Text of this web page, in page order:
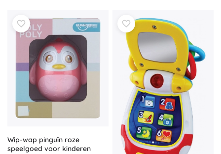
Wip-wap pinguïn roze
speelgoed voor kinderen